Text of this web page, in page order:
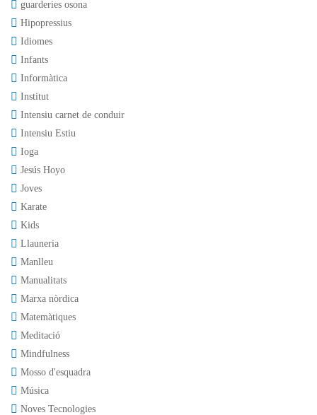
guarderies osona
Hipopressius
Idiomes
Infants
Informàtica
Institut
Intensiu carnet de conduir
Intensiu Estiu
Ioga
Jesús Hoyo
Joves
Karate
Kids
Llauneria
Manlleu
Manualitats
Marxa nòrdica
Matemàtiques
Meditació
Mindfulness
Mosso d'esquadra
Música
Noves Tecnologies